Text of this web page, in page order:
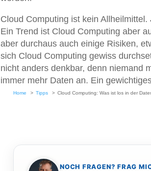
Cloud Computing ist kein
Ein Trend ist Cloud Computing aber
aber durchaus auch einige Risiken,
sich Cloud Computing gewiss
nicht anders denkbar, denn niemand
immer mehr Daten an. Ein
Home Tipps Cloud Computing: Was ist los in der
NOCH FRAGEN? FRAG